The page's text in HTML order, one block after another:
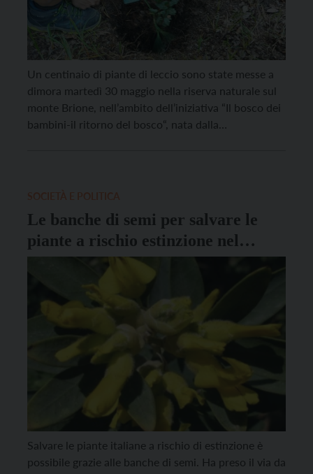
Un centinaio di piante di leccio sono state messe a
dimora martedì 30 maggio nella riserva naturale sul
monte Brione, nell’ambito dell’iniziativa “Il bosco dei
bambini-il ritorno del bosco“, nata dalla
Le banche di semi per salvare le
piante a rischio estinzione nel
progetto del MUSE
Salvare le piante italiane a rischio di estinzione è
possibile grazie alle banche di semi. Ha preso il via da